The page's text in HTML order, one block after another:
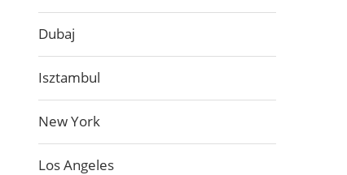
Dubaj
Isztambul
New York
Los Angeles